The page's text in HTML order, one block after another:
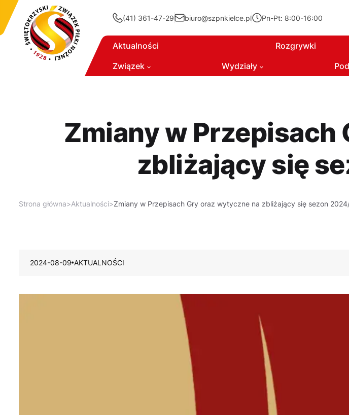
(41) 361-47-29 biuro@szpnkielce.pl Pn-Pt: 8:00-16:00
Związek
Aktualności
Wydziały
Rozgrywki
Zmiany w Przepisach
zbliżający się
Strona główna>Aktualności>Zmiany w Przepisach Gry oraz wytyczne na zbliżający się sezon
2024-08-09 AKTUALNOŚCI